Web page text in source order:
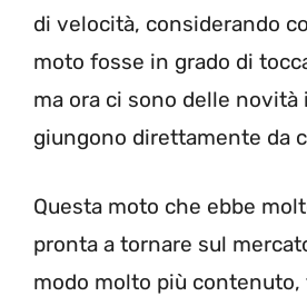
di velocità, considerando
moto fosse in grado di
ma ora ci sono delle
giungono direttamente da
Questa moto che ebbe
pronta a tornare sul
modo molto più contenuto,